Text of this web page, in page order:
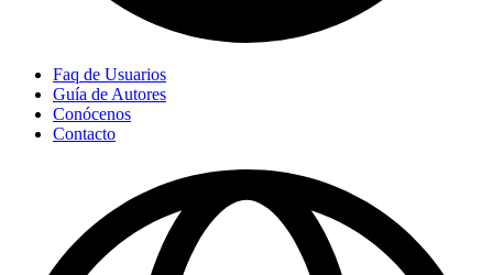
Faq de Usuarios
Guía de Autores
Conócenos
Contacto